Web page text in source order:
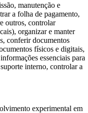
manutenção e
a folha de pagamento,
outros, controlar
organizar e manter
conferir documentos
físicos e digitais,
essenciais para
interno, controlar a
experimental em